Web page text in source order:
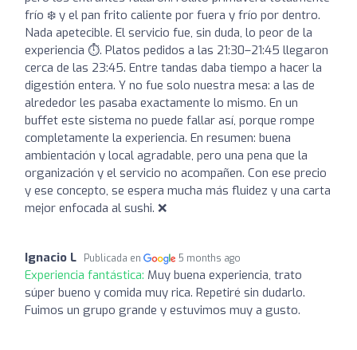
frío ❄️ y el pan frito caliente por fuera y frío por dentro.
Nada apetecible. El servicio fue, sin duda, lo peor de la
experiencia ⏱️. Platos pedidos a las 21:30–21:45 llegaron
cerca de las 23:45. Entre tandas daba tiempo a hacer la
digestión entera. Y no fue solo nuestra mesa: a las de
alrededor les pasaba exactamente lo mismo. En un
buffet este sistema no puede fallar así, porque rompe
completamente la experiencia. En resumen: buena
ambientación y local agradable, pero una pena que la
organización y el servicio no acompañen. Con ese precio
y ese concepto, se espera mucha más fluidez y una carta
mejor enfocada al sushi. ❌
Ignacio L Publicada en 5 months ago
Experiencia fantástica: Muy buena experiencia, trato
súper bueno y comida muy rica. Repetiré sin dudarlo.
Fuimos un grupo grande y estuvimos muy a gusto.